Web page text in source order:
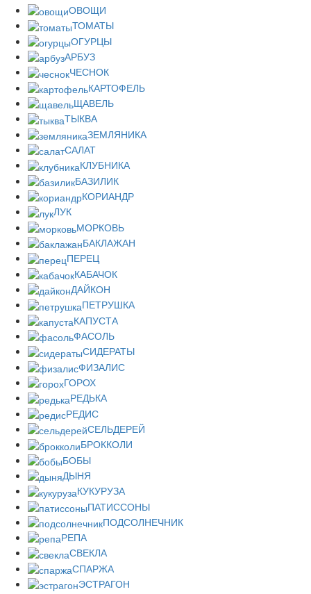
ОВОЩИ
ТОМАТЫ
ОГУРЦЫ
АРБУЗ
ЧЕСНОК
КАРТОФЕЛЬ
ЩАВЕЛЬ
ТЫКВА
ЗЕМЛЯНИКА
САЛАТ
КЛУБНИКА
БАЗИЛИК
КОРИАНДР
ЛУК
МОРКОВЬ
БАКЛАЖАН
ПЕРЕЦ
КАБАЧОК
ДАЙКОН
ПЕТРУШКА
КАПУСТА
ФАСОЛЬ
СИДЕРАТЫ
ФИЗАЛИС
ГОРОХ
РЕДЬКА
РЕДИС
СЕЛЬДЕРЕЙ
БРОККОЛИ
БОБЫ
ДЫНЯ
КУКУРУЗА
ПАТИССОНЫ
ПОДСОЛНЕЧНИК
РЕПА
СВЕКЛА
СПАРЖА
ЭСТРАГОН